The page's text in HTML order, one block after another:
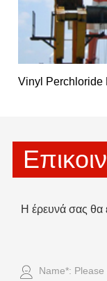
Vinyl Perchloride
Η έρευνά σας θα